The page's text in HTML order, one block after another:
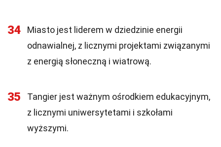
34
Miasto jest liderem w dziedzinie energii
odnawialnej, z licznymi projektami związanymi
z energią słoneczną i wiatrową.
35
Tangier jest ważnym ośrodkiem edukacyjnym,
z licznymi uniwersytetami i szkołami
wyższymi.